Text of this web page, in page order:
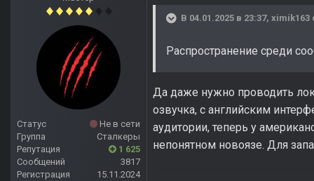
Статус
Не в сети
Группа
Сталкеры
Репутация
1 625
Сообщений
3817
Регистрация
15.11.2024
В 04.01.2025 в 23:37, ximik163
Распространение среди
Да даже нужно проводить
озвучка, с английским
аудитории, теперь у
непонятном новоязе. Для